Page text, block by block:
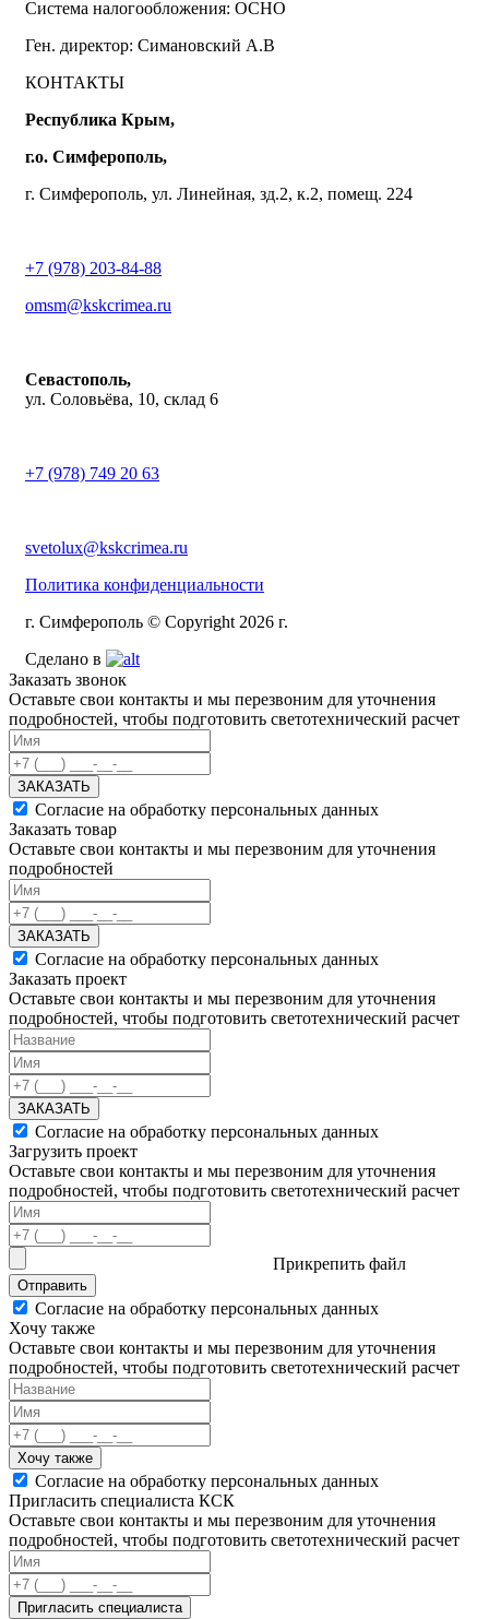
Система налогообложения: ОСНО
Ген. директор: Симановский А.В
КОНТАКТЫ
Республика Крым,
г.о. Симферополь,
г. Симферополь, ул. Линейная, зд.2, к.2, помещ. 224
+7 (978) 203-84-88
omsm@kskcrimea.ru
Севастополь,
ул. Соловьёва, 10, склад 6
+7 (978) 749 20 63
svetolux@kskcrimea.ru
Политика конфиденциальности
г. Симферополь © Copyright 2026 г.
Сделано в
Заказать звонок
Оставьте свои контакты и мы перезвоним для уточнения
подробностей, чтобы подготовить светотехнический расчет
ЗАКАЗАТЬ
Согласие на обработку персональных данных
Заказать товар
Оставьте свои контакты и мы перезвоним для уточнения
подробностей
ЗАКАЗАТЬ
Согласие на обработку персональных данных
Заказать проект
Оставьте свои контакты и мы перезвоним для уточнения
подробностей, чтобы подготовить светотехнический расчет
ЗАКАЗАТЬ
Согласие на обработку персональных данных
Загрузить проект
Оставьте свои контакты и мы перезвоним для уточнения
подробностей, чтобы подготовить светотехнический расчет
Прикрепить файл
Отправить
Согласие на обработку персональных данных
Хочу также
Оставьте свои контакты и мы перезвоним для уточнения
подробностей, чтобы подготовить светотехнический расчет
Хочу также
Согласие на обработку персональных данных
Пригласить специалиста КСК
Оставьте свои контакты и мы перезвоним для уточнения
подробностей, чтобы подготовить светотехнический расчет
Пригласить специалиста